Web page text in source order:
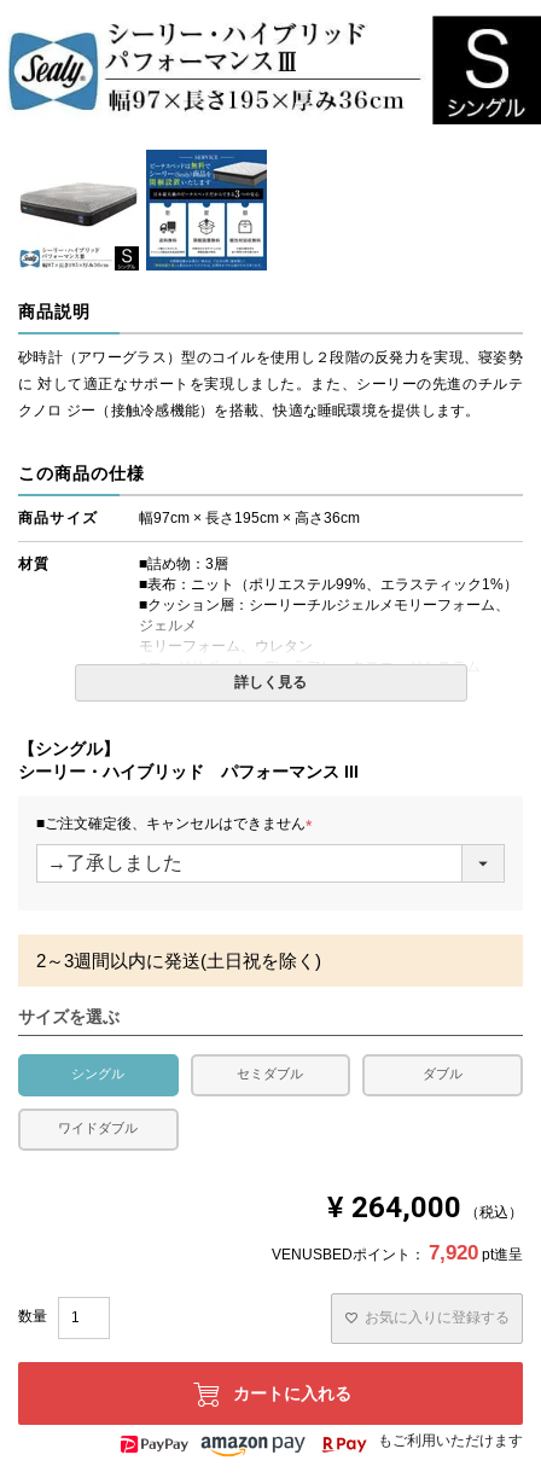
商品説明
砂時計（アワーグラス）型のコイルを使用し２段階の反発力を実現、寝姿勢
に 対して適正なサポートを実現しました。また、シーリーの先進のチルテ
クノロ ジー（接触冷感機能）を搭載、快適な睡眠環境を提供します。
この商品の仕様
商品サイズ 幅97cm × 長さ195cm × 高さ36cm
材質
■詰め物：3層
■表布：ニット（ポリエステル99%、エラスティック1%）
■クッション層：シーリーチルジェルメモリーフォーム、
ジェルメ
モリーフォーム、ウレタン
■エッジサポート：デュラフレックスエッジシステム
■対応ボックスシーツ：H40タイプ
生産国 日本
備考
・価格はマットレス単体購入の金額です。
・配達日指定ＯＫ！
※北海道・沖縄・離島等一部地域へのお届けは別途送料が
発生する場合がございます。また、発送予定も変更になる
詳しく見る
【シングル】
シーリー・ハイブリッド パフォーマンス III
■ご注文確定後、キャンセルはできません
(
2～3週間以内に発送(土日祝を除く)
サイズを選ぶ
シングル セミダブル ダブル
ワイドダブル
¥ 264,000 税込
VENUSBEDポイント： 7,920 pt進呈
お気に入りに登録する
カートに入れる
もご利用いただけます